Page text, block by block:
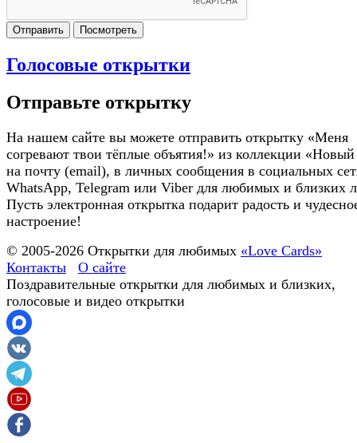
Отправить Посмотреть
Голосовые открытки
Отправьте открытку
На нашем сайте вы можете отправить открытку «Меня
согревают твои тёплые объятия!» из коллекции «Новый
на почту (email), в личных сообщения в социальных
WhatsApp, Telegram или Viber для любимых и близких
Пусть электронная открытка подарит радость и
настроение!
© 2005-2026 Открытки для любимых «Love Cards»
Контакты
О сайте
Поздравительные открытки для любимых и близких,
голосовые и видео открытки